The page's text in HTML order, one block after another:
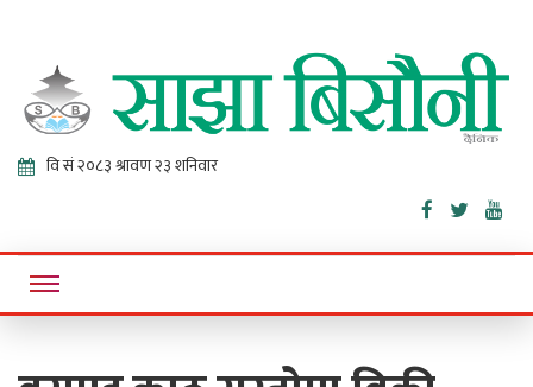
Sajha
Bisaunee
Online News Portal